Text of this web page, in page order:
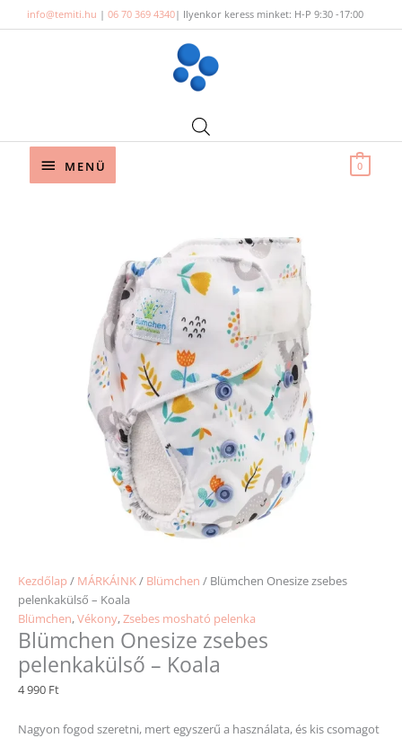
to
info@temiti.hu | 06 70 369 4340| Ilyenkor keress minket: H-P 9:30 -17:00
Below
MENÜ 0
Kezdőlap / MÁRKÁINK/ Blümchen / Blümchen Onesize zsebes
pelenkakülső – Koala
Blümchen,Vékony,Zsebes mosható pelenka
Blümchen Onesize zsebes
pelenkakülső – Koala
4 990 Ft
Nagyon fogod szeretni, mert egyszerű a használata, és kis csomagot